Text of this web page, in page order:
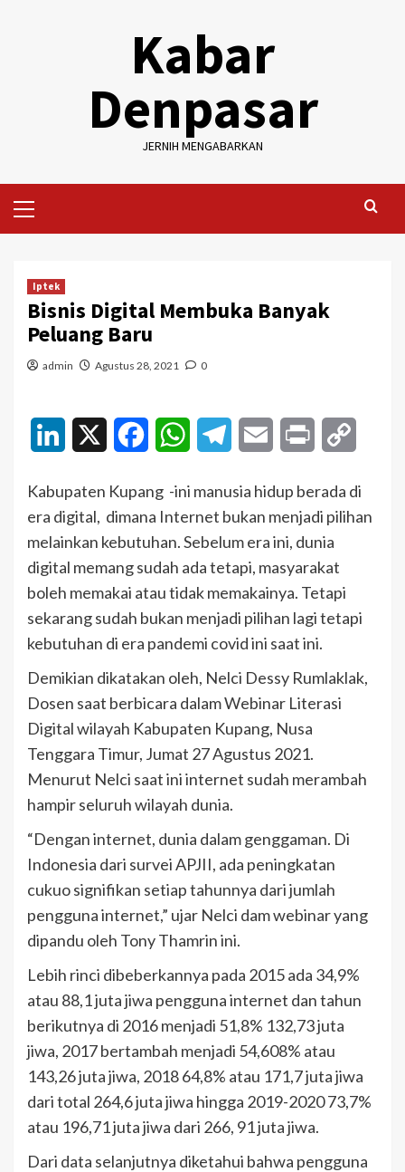
Kabar
Denpasar
JERNIH MENGABARKAN
Menu
Iptek
Bisnis Digital Membuka Banyak
Peluang Baru
admin Agustus 28, 2021 0
LinkedIn FacebookWhatsAppTelegramEmail Print
Kabupaten Kupang -ini manusia hidup berada di
era digital, dimana Internet bukan menjadi pilihan
melainkan kebutuhan. Sebelum era ini, dunia
digital memang sudah ada tetapi, masyarakat
boleh memakai atau tidak memakainya. Tetapi
sekarang sudah bukan menjadi pilihan lagi tetapi
kebutuhan di era pandemi covid ini saat ini.
Demikian dikatakan oleh, Nelci Dessy Rumlaklak,
Dosen saat berbicara dalam Webinar Literasi
Digital wilayah Kabupaten Kupang, Nusa
Tenggara Timur, Jumat 27 Agustus 2021.
Menurut Nelci saat ini internet sudah merambah
hampir seluruh wilayah dunia.
“Dengan internet, dunia dalam genggaman. Di
Indonesia dari survei APJII, ada peningkatan
cukuo signifikan setiap tahunnya dari jumlah
pengguna internet,” ujar Nelci dam webinar yang
dipandu oleh Tony Thamrin ini.
Lebih rinci dibeberkannya pada 2015 ada 34,9%
atau 88,1 juta jiwa pengguna internet dan tahun
berikutnya di 2016 menjadi 51,8% 132,73 juta
jiwa, 2017 bertambah menjadi 54,608% atau
143,26 juta jiwa, 2018 64,8% atau 171,7 juta jiwa
dari total 264,6 juta jiwa hingga 2019-2020 73,7%
atau 196,71 juta jiwa dari 266, 91 juta jiwa.
Dari data selanjutnya diketahui bahwa pengguna